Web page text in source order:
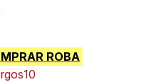
ROBA